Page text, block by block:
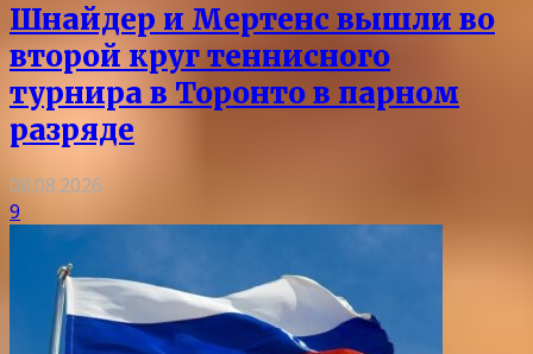
Шнайдер и Мертенс вышли во
второй круг теннисного
турнира в Торонто в парном
разряде
08.08.2026
9